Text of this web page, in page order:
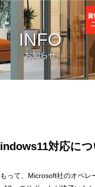
資
INFO
お知らせ
対応に
って、Microsoft社のオペレ